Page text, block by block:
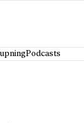
Podcasts